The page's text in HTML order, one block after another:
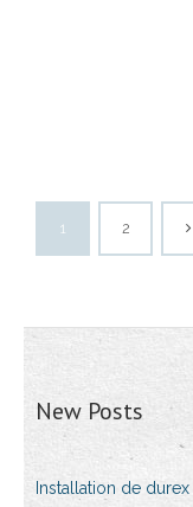
1 2
New Posts
Installation de durex